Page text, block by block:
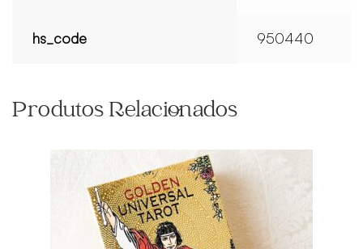
hs_code 950440
Produtos Relacionados